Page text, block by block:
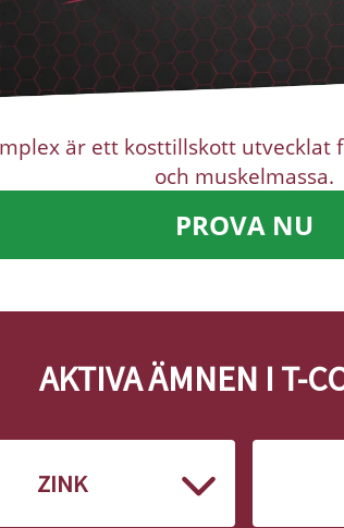
är ett kosttillskott utvecklat
och muskelmassa.
PROVA NU
AKTIVA ÄMNEN I T-
ZINK